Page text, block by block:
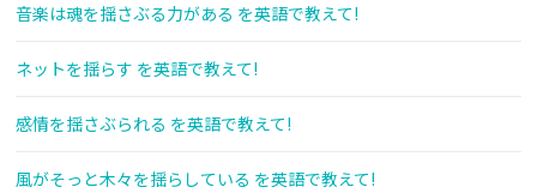
音楽は魂を揺さぶる力がある を英語で教えて!
ネットを揺らす を英語で教えて!
感情を揺さぶられる を英語で教えて!
風がそっと木々を揺らしている を英語で教えて!